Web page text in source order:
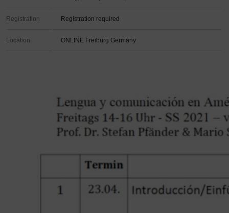
Registration Registration required
Location ONLINE Freiburg Germany